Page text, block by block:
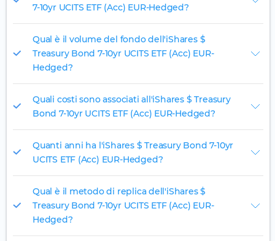
7-10yr UCITS ETF (Acc) EUR-Hedged?
Qual è il volume del fondo dell'iShares $
Treasury Bond 7-10yr UCITS ETF (Acc) EUR-
Hedged?
Quali costi sono associati all'iShares $ Treasury
Bond 7-10yr UCITS ETF (Acc) EUR-Hedged?
Quanti anni ha l'iShares $ Treasury Bond 7-10yr
UCITS ETF (Acc) EUR-Hedged?
Qual è il metodo di replica dell'iShares $
Treasury Bond 7-10yr UCITS ETF (Acc) EUR-
Hedged?